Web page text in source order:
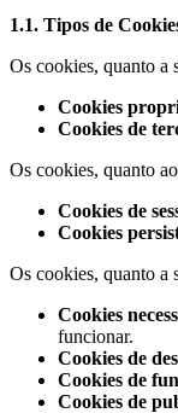
1.1. Tipos de
Os cookies, quanto a
Cookies
Cookies de
Os cookies, quanto
Cookies de
Cookies
Os cookies, quanto a
Cookies
funcionar.
Cookies de
Cookies de
Cookies de